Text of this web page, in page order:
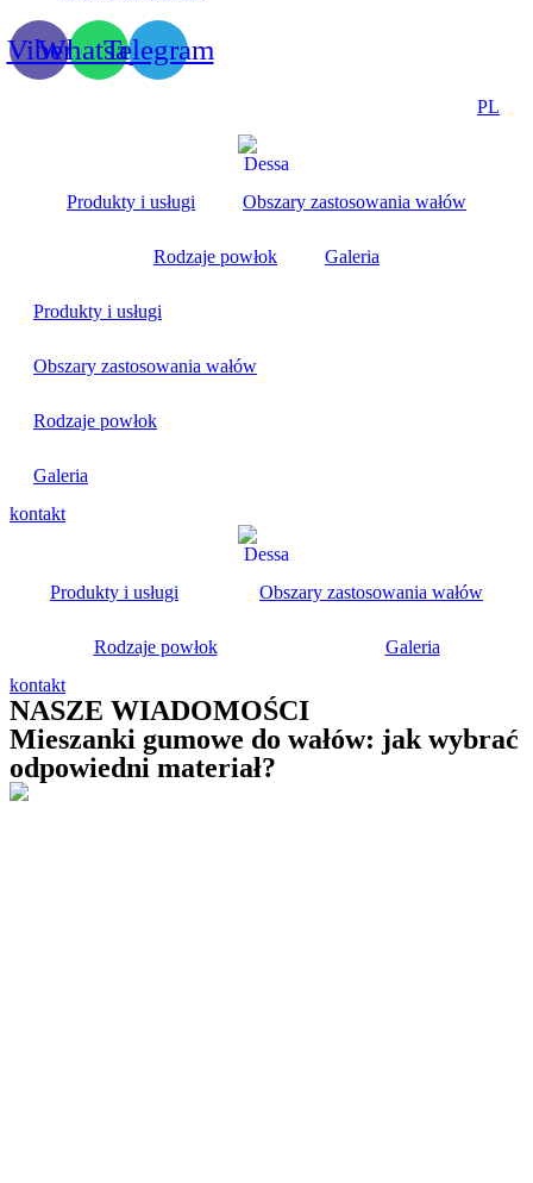
ViberWhatsappTelegram
PL
Produkty i usługi Obszary zastosowania wałów
Rodzaje powłok Galeria
Produkty i usługi
Obszary zastosowania wałów
Rodzaje powłok
Galeria
kontakt
Produkty i usługi Obszary zastosowania wałów
Rodzaje powłok
Galeria
kontakt
NASZE WIADOMOŚCI
Mieszanki gumowe do wałów: jak wybrać
odpowiedni materiał?